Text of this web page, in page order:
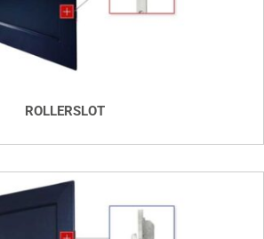
ROLLERSLOT